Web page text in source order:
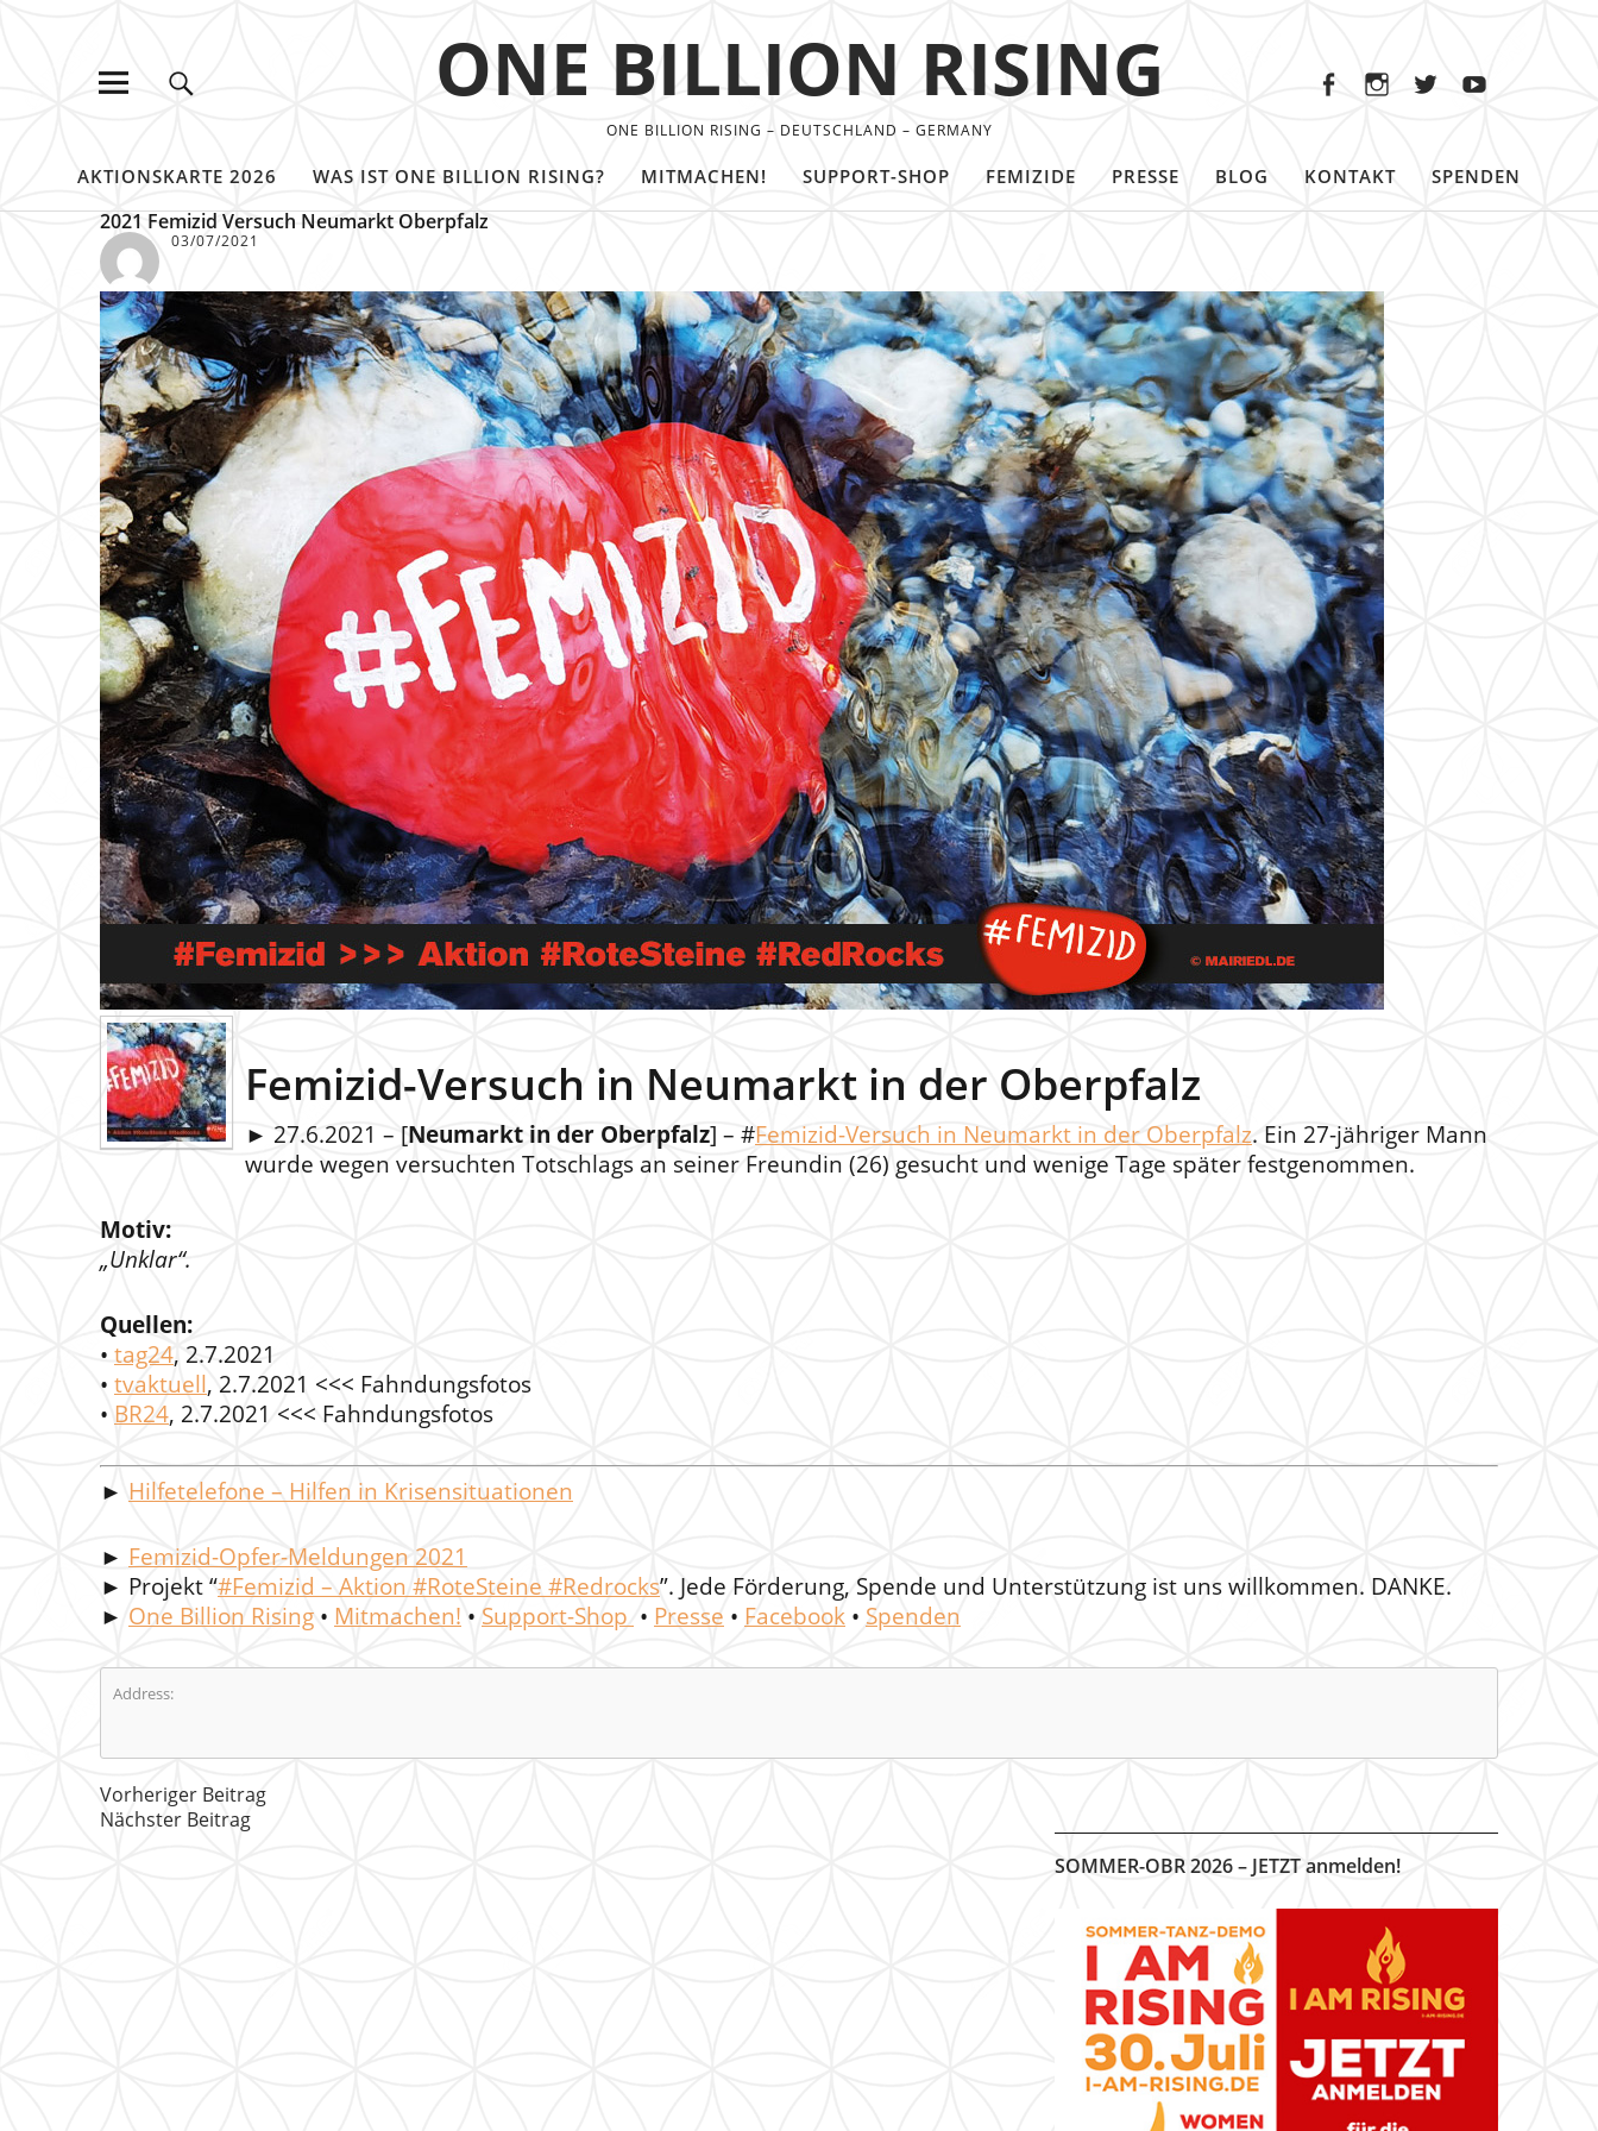
ONE BILLION RISING
ONE BILLION RISING – DEUTSCHLAND – GERMANY
AKTIONSKARTE 2026 WAS IST ONE BILLION RISING? MITMACHEN! SUPPORT-SHOP FEMIZIDE PRESSE BLOG KONTAKT SPENDEN
2021 Femizid Versuch Neumarkt Oberpfalz
03/07/2021
Femizid-Versuch in Neumarkt in der Oberpfalz
► 27.6.2021 – [Neumarkt in der Oberpfalz] – #Femizid-Versuch in Neumarkt in der Oberpfalz. Ein 27-jähriger Mann
wurde wegen versuchten Totschlags an seiner Freundin (26) gesucht und wenige Tage später festgenommen.
Motiv:
„Unklar“.
Quellen:
• tag24, 2.7.2021
• tvaktuell, 2.7.2021 <<< Fahndungsfotos
• BR24, 2.7.2021 <<< Fahndungsfotos
► Hilfetelefone – Hilfen in Krisensituationen
► Femizid-Opfer-Meldungen 2021
► Projekt “#Femizid – Aktion #RoteSteine #Redrocks”. Jede Förderung, Spende und Unterstützung ist uns willkommen. DANKE.
► One Billion Rising • Mitmachen! • Support-Shop • Presse • Facebook • Spenden
Address:
Vorheriger Beitrag
Nächster Beitrag
SOMMER-OBR 2026 – JETZT anmelden!